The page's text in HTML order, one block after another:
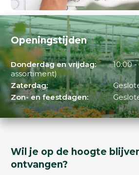
Openingstijden
Donderdag en vrijdag:
10:00
assortiment)
Zaterdag:
Zon- en feestdagen:
Wil je op de hoogte
ontvangen?